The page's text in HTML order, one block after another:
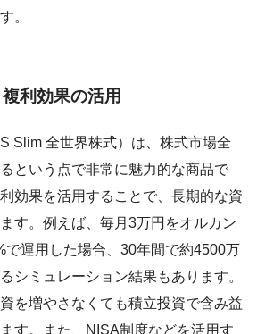
。
利効果の活用
Slim 全世界株式）は、株式市場全
という点で非常に魅力的な商品で
効果を活用することで、長期的な資
す。例えば、毎月3万円をオルカン
で運用した場合、30年間で約4500万
シミュレーション結果もあります。
を増やさなくても積立投資で含み益
す。また、NISA制度などを活用す